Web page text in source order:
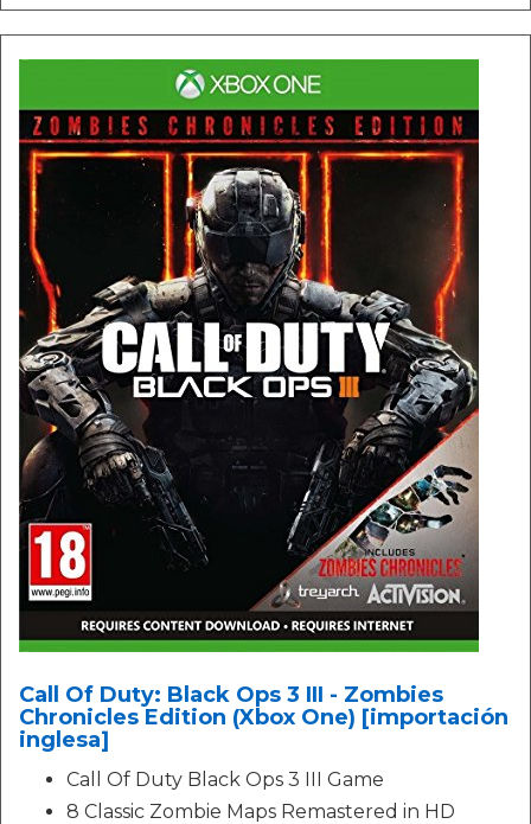
Call Of Duty: Black Ops 3 III - Zombies
Chronicles Edition (Xbox One) [importación
inglesa]
Call Of Duty Black Ops 3 III Game
8 Classic Zombie Maps Remastered in HD